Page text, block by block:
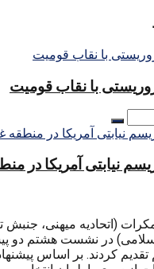
با نقاب قومیت
نیابتی آمریکا در
(اتحادیه میهنی، جنبش
در نشست هشتم دو
کردند. بر اساس